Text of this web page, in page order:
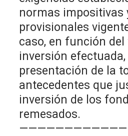
normas impositivas
provisionales
caso, en función del
inversión efectuada,
presentación de la
antecedentes que
inversión de los
remesados.